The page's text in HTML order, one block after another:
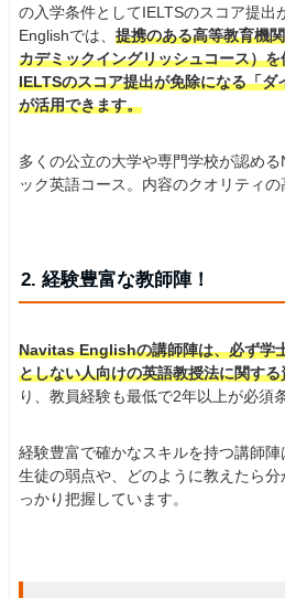
の入学条件としてIELTSのスコア提出
Englishでは、 提携のある高等教育機
カデミックイングリッシュコース）
IELTSのスコア提出が免除になる「ダ
が活用できます。
多くの公立の大学や専門学校が認め
ック英語コース。内容のクオリティの
2. 経験豊富な教師陣！
Navitas Englishの講師陣は、必ず学
としない人向けの英語教授法に関す
り、教員経験も最低で2年以上が必須
経験豊富で確かなスキルを持つ講師
生徒の弱点や、どのように教えたら
っかり把握しています。